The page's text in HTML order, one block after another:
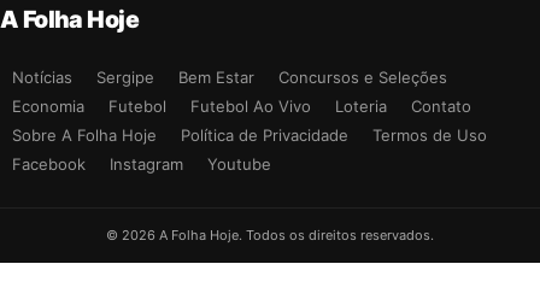
A Folha Hoje
Notícias Sergipe Bem Estar
Concursos e Seleções
Economia
Futebol Futebol Ao Vivo Loteria
Contato
Sobre A Folha Hoje
Política de Privacidade
Termos de Uso
Facebook
Instagram Youtube
© 2026 A Folha Hoje. Todos os direitos reservados.